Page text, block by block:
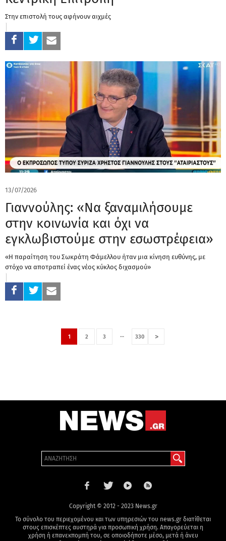
Στην επιστολή τους αφήνουν αιχμές
13/07/2026
Γιαννούλης: «Να ξαναμιλήσουμε
στην κοινωνία και όχι να
εγκλωβιστούμε στην εσωστρέφεια»
«Η παραίτηση του Σωκράτη Φάμελλου ήταν μια κίνηση ευθύνης, με
στόχο να αποτραπεί ένας νέος κύκλος διχασμού»
1 2 3 … 330 >
Copyright © 2012 - 2023 News.gr
Το σύνολο του περιεχομένου και των υπηρεσιών του news.gr διατίθεται
στους επισκέπτες αυστηρά για προσωπική χρήση. Απαγορεύεται η
χρήση ή επανεκπομπή του, σε οποιοδήποτε μέσο, μετά ή άνευ